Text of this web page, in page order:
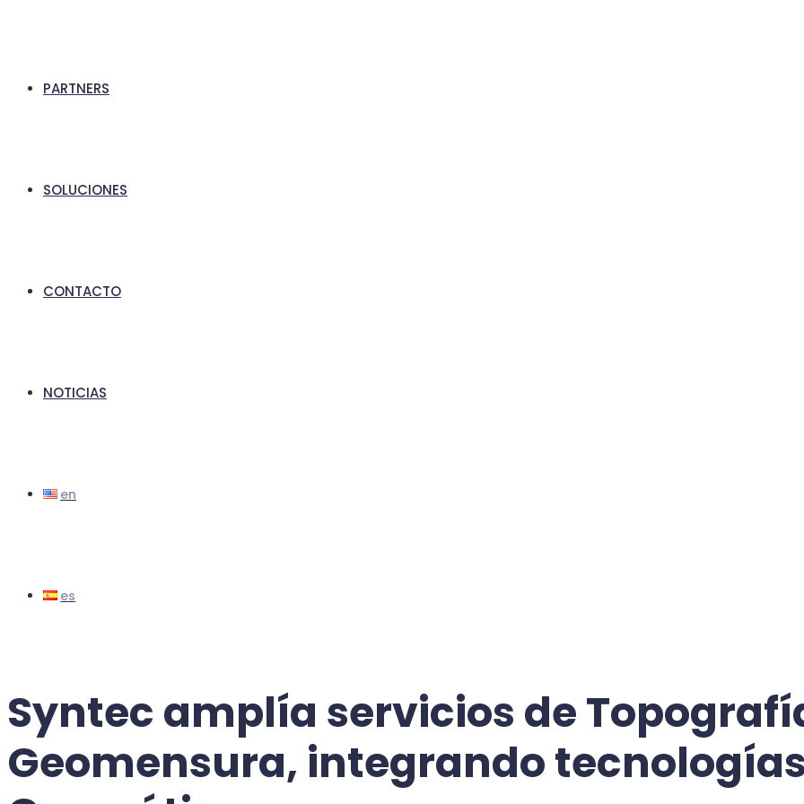
PARTNERS
SOLUCIONES
CONTACTO
NOTICIAS
Syntec amplía servicios de
Geomensura, integrando